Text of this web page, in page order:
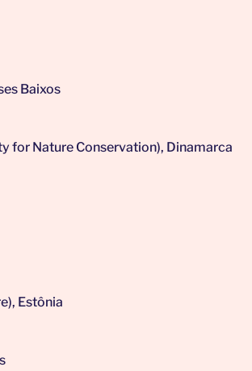
Baixos
for Nature Conservation), Dinamarca
Estônia